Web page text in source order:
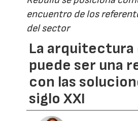
encuentro de los
del sector
La arquitectura
puede ser una
con las
siglo XXI